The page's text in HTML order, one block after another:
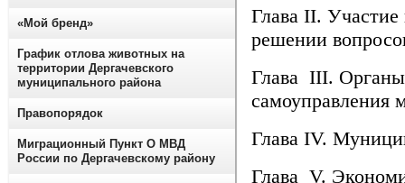
Глава II. Участие
решении
Глава III.
самоуправления
Глава IV.
Глава V.
«Мой бренд»
График отлова животных на
территории Дергачевского
муниципального района
Правопорядок
Миграционный Пункт О МВД
России по Дергачевскому району